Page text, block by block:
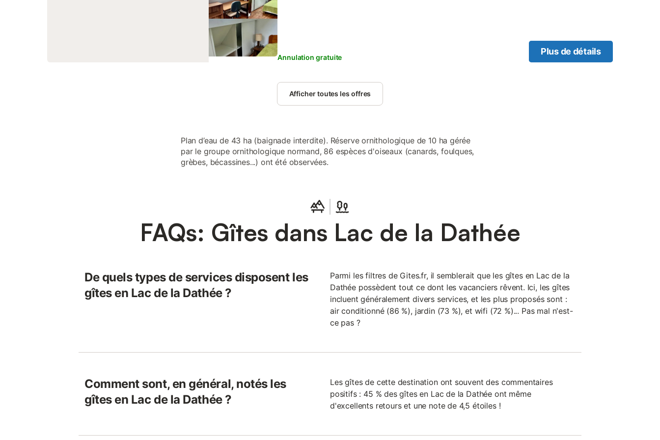
Annulation gratuite
Plus de détails
Afficher toutes les offres
Plan d’eau de 43 ha (baignade interdite). Réserve ornithologique de 10 ha gérée
par le groupe ornithologique normand, 86 espèces d'oiseaux (canards, foulques,
grèbes, bécassines...) ont été observées.
FAQs: Gîtes dans Lac de la Dathée
De quels types de services disposent les
gîtes en Lac de la Dathée ?
Parmi les filtres de Gites.fr, il semblerait que les gîtes en Lac de la
Dathée possèdent tout ce dont les vacanciers rêvent. Ici, les gîtes
incluent généralement divers services, et les plus proposés sont :
air conditionné (86 %), jardin (73 %), et wifi (72 %)... Pas mal n'est-
ce pas ?
Comment sont, en général, notés les
gîtes en Lac de la Dathée ?
Les gîtes de cette destination ont souvent des commentaires
positifs : 45 % des gîtes en Lac de la Dathée ont même
d'excellents retours et une note de 4,5 étoiles !